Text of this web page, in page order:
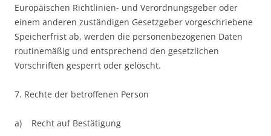
Europäischen Richtlinien- und Verordnungsgeber oder
einem anderen zuständigen Gesetzgeber vorgeschriebene
Speicherfrist ab, werden die personenbezogenen Daten
routinemäßig und entsprechend den gesetzlichen
Vorschriften gesperrt oder gelöscht.
7. Rechte der betroffenen Person
a) Recht auf Bestätigung